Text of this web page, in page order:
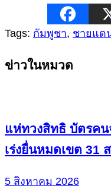
Tags: กัมพูชา, ชายแด
Continue
ข่าวในหมวด
แห่ทวงสิทธิ บัตรคน
เร่งยื่นหมดเขต 31
5 สิงหาคม 2026